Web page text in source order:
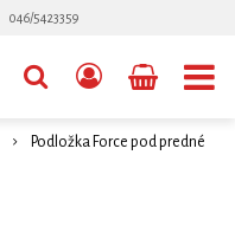
046/5423359
Podložka Force pod predné